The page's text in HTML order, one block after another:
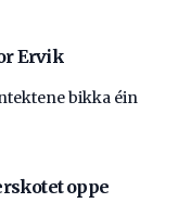
Ervik
bikka éin
oppe